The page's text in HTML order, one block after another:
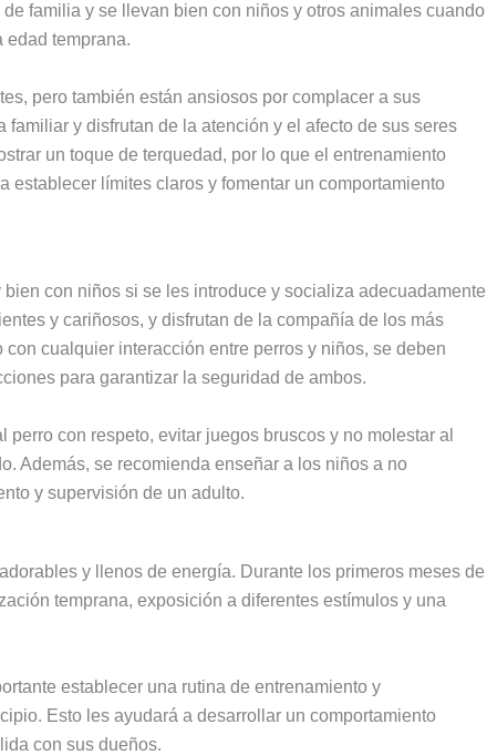
familia y se llevan bien con niños y otros animales cuando
edad temprana.
pero también están ansiosos por complacer a sus
familiar y disfrutan de la atención y el afecto de sus seres
un toque de terquedad, por lo que el entrenamiento
establecer límites claros y fomentar un comportamiento
con niños si se les introduce y socializa adecuadamente
y cariñosos, y disfrutan de la compañía de los más
cualquier interacción entre perros y niños, se deben
para garantizar la seguridad de ambos.
perro con respeto, evitar juegos bruscos y no molestar al
Además, se recomienda enseñar a los niños a no
y supervisión de un adulto.
y llenos de energía. Durante los primeros meses de
temprana, exposición a diferentes estímulos y una
establecer una rutina de entrenamiento y
Esto les ayudará a desarrollar un comportamiento
con sus dueños.